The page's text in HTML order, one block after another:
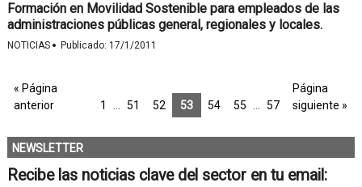
Formación en Movilidad Sostenible para empleados de las
administraciones públicas general, regionales y locales.
NOTICIAS · Publicado: 17/1/2011
« Página
anterior
1 51 52 53 54 55 57
Página
siguiente »
NEWSLETTER
Recibe las noticias clave del sector en tu email: